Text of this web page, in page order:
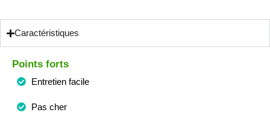
Caractéristiques
Points forts
Entretien facile
Pas cher